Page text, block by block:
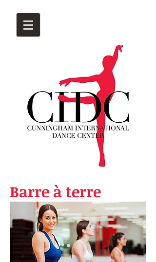
Barre à terre